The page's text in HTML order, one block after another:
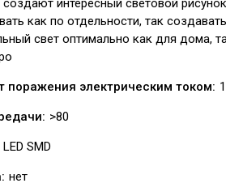
создают интересный световой
как по отдельности, так
свет оптимально как для дома,
поражения электрическим током: 1
>80
LED SMD
нет